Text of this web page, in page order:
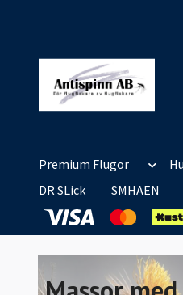
Premium Flugor
DR SLick
SMHAEN